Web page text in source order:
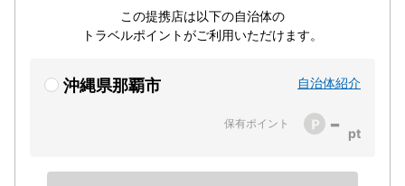
この提携店は以下の自治体の
トラベルポイントがご利用いただけます。
沖縄県那覇市 自治体紹介
保有ポイント -